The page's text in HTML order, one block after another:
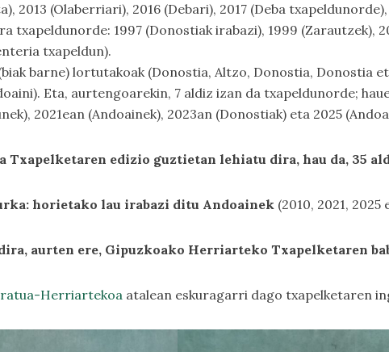
2013 (Olaberriari), 2016 (Debari), 2017 (Deba
txapeldunorde: 1997 (Donostiak irabazi), 1999 (Zarautzek),
txapeldun).
barne) lortutakoak (Donostia, Altzo, Donostia, Donostia
Eta, aurtengoarekin, 7 aldiz izan da txapeldunorde;
2021ean (Andoainek), 2023an (Donostiak) eta 2025
edizio guztietan lehiatu dira, hau da, 35
horietako lau irabazi ditu Andoainek (2010, 2021, 2025
aurten ere, Gipuzkoako Herriarteko Txapelketaren
Herriartekoa atalean eskuragarri dago txapelketaren